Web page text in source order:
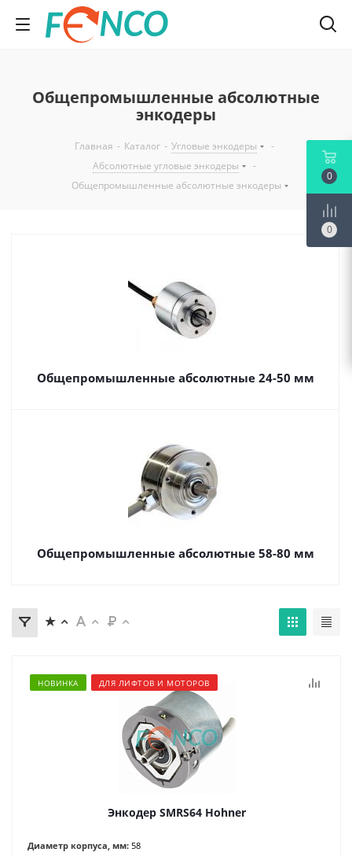
Общепромышленные абсолютные
энкодеры
Главная - Каталог - Угловые энкодеры
-
Абсолютные угловые энкодеры
-
Общепромышленные абсолютные энкодеры
Общепромышленные абсолютные 24-50 мм
Общепромышленные абсолютные 58-80 мм
НОВИНКА ДЛЯ ЛИФТОВ И МОТОРОВ
Энкодер SMRS64 Hohner
Диаметр корпуса, мм: 58
0
0